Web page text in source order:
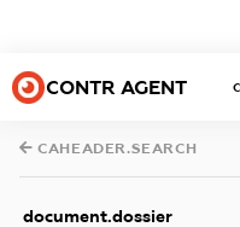
CONTR AGENT
CAHEADER.SEARCH
document.dossier